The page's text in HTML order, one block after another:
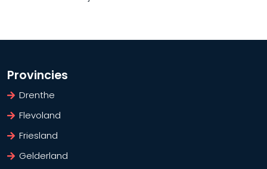
Provincies
Drenthe
Flevoland
Friesland
Gelderland